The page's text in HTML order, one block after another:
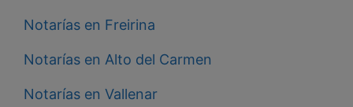
Notarías en Freirina
Notarías en Alto del Carmen
Notarías en Vallenar